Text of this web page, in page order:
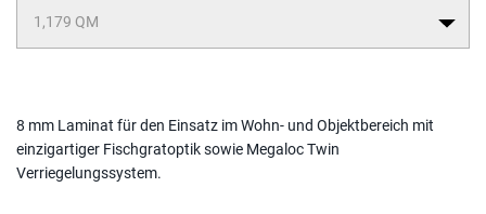
8 mm Laminat für den Einsatz im Wohn- und Objektbereich mit
einzigartiger Fischgratoptik sowie Megaloc Twin
Verriegelungssystem.